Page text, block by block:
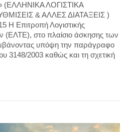
ΛΟΓΙΣΤΙΚΑ
& ΑΛΛΕΣ ΔΙΑΤΑΞΕΙΣ )
Η Επιτροπή Λογιστικής
(ΕΛΤΕ), στο πλαίσιο άσκησης των
υπόψη την παράγραφο
3148/2003 καθώς και τη σχετική